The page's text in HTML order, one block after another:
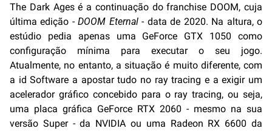
The Dark Ages é a continuação do franchise DOOM, cuja
última edição -DOOM Eternal- data de 2020. Na altura, o
estúdio pedia apenas uma GeForce GTX 1050 como
configuração mínima para executar o seu jogo.
Atualmente, no entanto, a situação é muito diferente, com
a id Software a apostar tudo no ray tracing e a exigir um
acelerador gráfico concebido para o ray tracing, ou seja,
uma placa gráfica GeForce RTX 2060 - mesmo na sua
versão Super - da NVIDIA ou uma Radeon RX 6600 da